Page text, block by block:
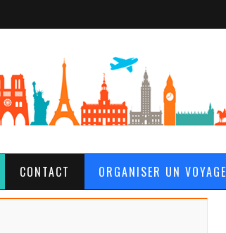
CONTACT ORGANISER UN VOYAGE